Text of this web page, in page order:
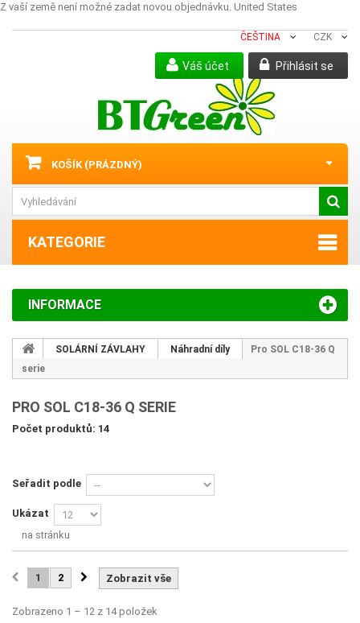
Z vaší země není možné zadat novou objednávku. United States
Váš účet Přihlásit se
CZK
ČEŠTINA
KOŠÍK (PRÁZDNÝ)
KATEGORIE
INFORMACE
SOLÁRNÍ ZÁVLAHY Náhradní díly
Pro SOL C18-36 Q
serie
PRO SOL C18-36 Q SERIE
Počet produktů: 14
Seřadit podle
Ukázat
na stránku
Zobrazit vše
1 2
Zobrazeno 1 – 12 z 14 položek